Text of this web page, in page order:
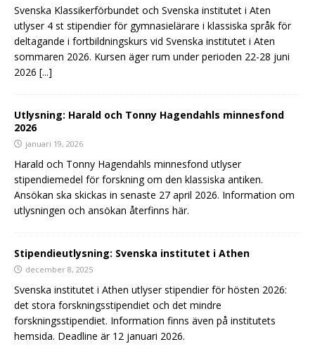
Svenska Klassikerförbundet och Svenska institutet i Aten
utlyser 4 st stipendier för gymnasielärare i klassiska språk för
deltagande i fortbildningskurs vid Svenska institutet i Aten
sommaren 2026. Kursen äger rum under perioden 22-28 juni
2026 [...]
Utlysning: Harald och Tonny Hagendahls minnesfond
2026
januari 19, 2026
Harald och Tonny Hagendahls minnesfond utlyser
stipendiemedel för forskning om den klassiska antiken.
Ansökan ska skickas in senaste 27 april 2026. Information om
utlysningen och ansökan återfinns här.
Stipendieutlysning: Svenska institutet i Athen
december 8, 2025
Svenska institutet i Athen utlyser stipendier för hösten 2026:
det stora forskningsstipendiet och det mindre
forskningsstipendiet. Information finns även på institutets
hemsida. Deadline är 12 januari 2026.